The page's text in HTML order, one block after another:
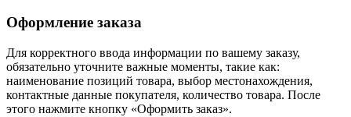
Оформление заказа
Для корректного ввода информации по вашему заказу,
обязательно уточните важные моменты, такие как:
наименование позиций товара, выбор местонахождения,
контактные данные покупателя, количество товара. После
этого нажмите кнопку «Оформить заказ».